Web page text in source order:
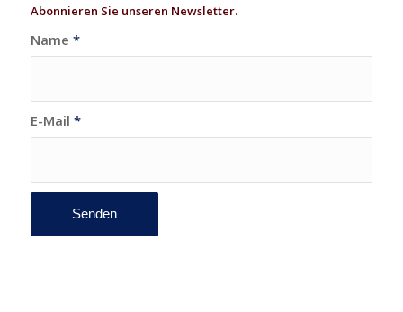
Abonnieren Sie unseren Newsletter.
Name *
E-Mail *